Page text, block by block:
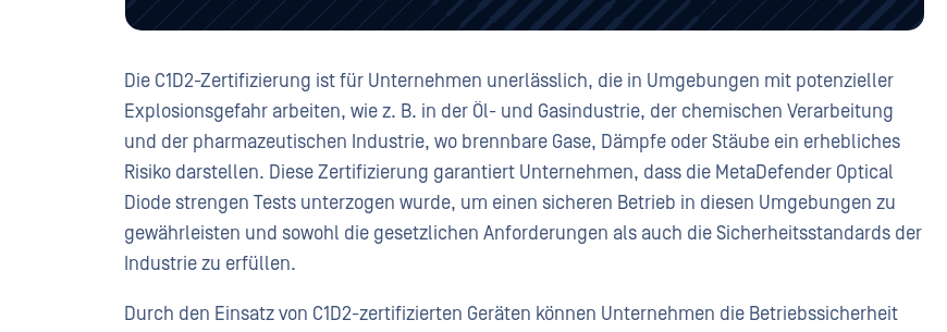
Die C1D2-Zertifizierung ist für Unternehmen unerlässlich, die in Umgebungen mit potenzieller
Explosionsgefahr arbeiten, wie z. B. in der Öl- und Gasindustrie, der chemischen Verarbeitung
und der pharmazeutischen Industrie, wo brennbare Gase, Dämpfe oder Stäube ein erhebliches
Risiko darstellen. Diese Zertifizierung garantiert Unternehmen, dass die MetaDefender Optical
Diode strengen Tests unterzogen wurde, um einen sicheren Betrieb in diesen Umgebungen zu
gewährleisten und sowohl die gesetzlichen Anforderungen als auch die Sicherheitsstandards der
Industrie zu erfüllen.
Durch den Einsatz von C1D2-zertifizierten Geräten können Unternehmen die Betriebssicherheit